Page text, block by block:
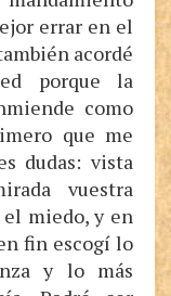
errar en el
acordé
porque la
como
que me
dudas: vista
vuestra
miedo, y en
fin escogí lo
y lo más